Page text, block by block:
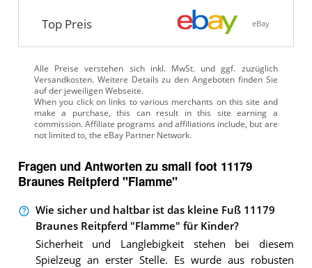
Top Preis eBay
Alle Preise verstehen sich inkl. MwSt. und ggf. zuzüglich
Versandkosten. Weitere Details zu den Angeboten finden Sie
auf der jeweiligen Webseite.
Fragen und Antworten zu small foot 11179
Braunes Reitpferd "Flamme"
Wie sicher und haltbar ist das kleine Fuß 11179
Braunes Reitpferd "Flamme" für Kinder?
Sicherheit und Langlebigkeit stehen bei diesem
Spielzeug an erster Stelle. Es wurde aus robusten